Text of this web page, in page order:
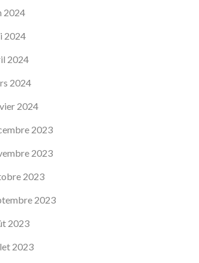
2024
2024
2024
2024
2024
2023
2023
2023
2023
2023
2023